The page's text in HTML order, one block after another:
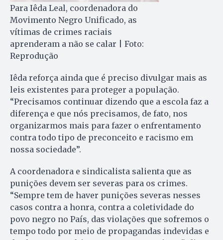
Para Iêda Leal, coordenadora do
Movimento Negro Unificado, as
vítimas de crimes raciais
aprenderam a não se calar | Foto:
Reprodução
Iêda reforça ainda que é preciso divulgar mais as
leis existentes para proteger a população.
“Precisamos continuar dizendo que a escola faz a
diferença e que nós precisamos, de fato, nos
organizarmos mais para fazer o enfrentamento
contra todo tipo de preconceito e racismo em
nossa sociedade”.
A coordenadora e sindicalista salienta que as
punições devem ser severas para os crimes.
“Sempre tem de haver punições severas nesses
casos contra a honra, contra a coletividade do
povo negro no País, das violações que sofremos o
tempo todo por meio de propagandas indevidas e